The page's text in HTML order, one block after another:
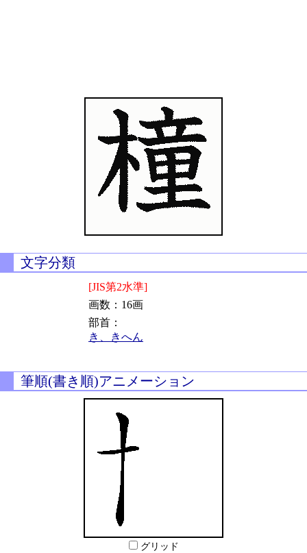
文字分類
[JIS第2水準]
画数：16画
部首：
き、きへん
筆順(書き順)アニメーション
グリッド